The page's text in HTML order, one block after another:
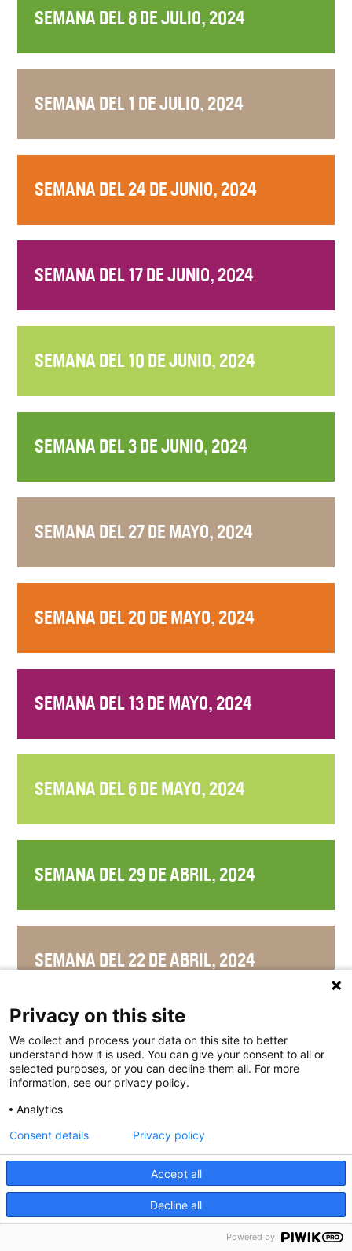
SEMANA DEL 8 DE JULIO, 2024
SEMANA DEL 1 DE JULIO, 2024
SEMANA DEL 24 DE JUNIO, 2024
SEMANA DEL 17 DE JUNIO, 2024
SEMANA DEL 10 DE JUNIO, 2024
SEMANA DEL 3 DE JUNIO, 2024
SEMANA DEL 27 DE MAYO, 2024
SEMANA DEL 20 DE MAYO, 2024
SEMANA DEL 13 DE MAYO, 2024
SEMANA DEL 6 DE MAYO, 2024
SEMANA DEL 29 DE ABRIL, 2024
SEMANA DEL 22 DE ABRIL, 2024
SEMANA DEL 15 DE ABRIL, 2024
SEMANA DEL 8 DE ABRIL, 2024
SEMANA DEL 1 DE ABRIL, 2024
Privacy on this site
We collect and process your data on this site to better
understand how it is used. You can give your consent to all or
selected purposes, or you can decline them all. For more
information, see our privacy policy.
Analytics
Accept all
Decline all
Consent details Privacy policy
Powered by